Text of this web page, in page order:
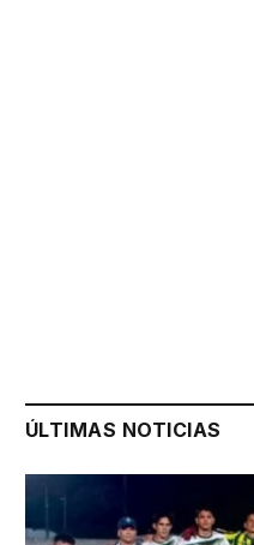
ÚLTIMAS NOTICIAS